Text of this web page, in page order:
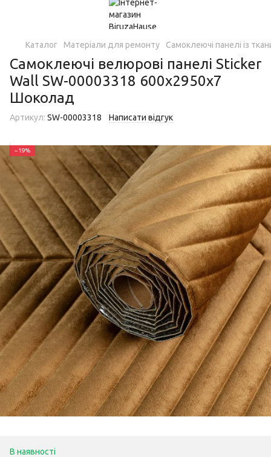
Каталог Матеріали для ремонту Самоклеючі панелі із
Самоклеючі велюрові панелі Sticker
Wall SW-00003318 600х2950х7
Шоколад
Артикул: SW-00003318 Написати відгук
−19%
В наявності